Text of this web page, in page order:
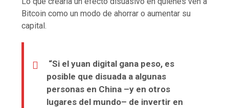
Bitcoin como un modo de ahorrar o aumentar su
capital.
“Si el yuan digital gana peso, es
posible que disuada a algunas
personas en China –y en otros
lugares del mundo– de invertir en